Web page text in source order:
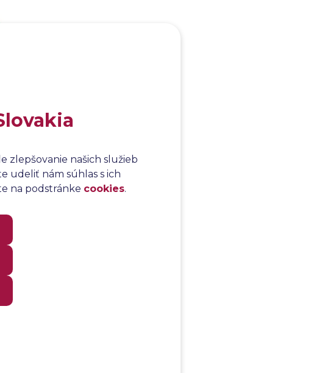
ktorej sa
aplikácie testujú
len na menšie
možno rýchlo a
ktorej sa
integrovaných
zlepšovanie našich služieb
udeliť nám súhlas s ich
na podstránke cookies.